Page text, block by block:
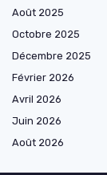
Août 2025
Octobre 2025
Décembre 2025
Février 2026
Avril 2026
Juin 2026
Août 2026